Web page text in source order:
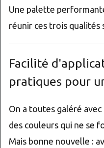
Une palette
réunir ces trois qualités
Facilité
pratiques pour
On a toutes galéré
des couleurs qui ne se
Mais bonne nouvelle :